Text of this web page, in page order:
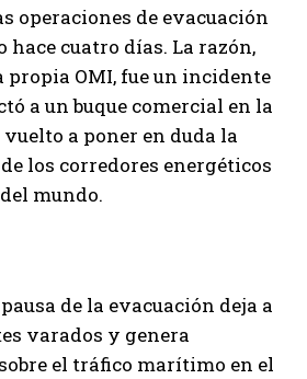
operaciones de evacuación
hace cuatro días. La razón,
propia OMI, fue un incidente
a un buque comercial en la
a poner en duda la
los corredores energéticos
mundo.
de la evacuación deja a
varados y genera
el tráfico marítimo en el